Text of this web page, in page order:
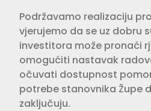
Podržavamo realizaciju
vjerujemo da se uz dobru
investitora može pronaći
omogućiti nastavak
očuvati dostupnost
potrebe stanovnika Župe
zaključuju.